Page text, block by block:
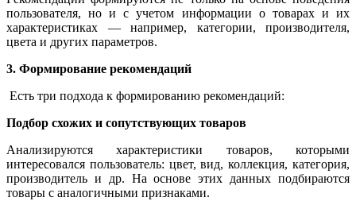
пользователя, но и с учетом информации о товарах и их
характеристиках — например, категории, производителя,
цвета и других параметров.
3. Формирование рекомендаций
Есть три подхода к формированию рекомендаций:
Подбор схожих и сопутствующих товаров
Анализируются характеристики товаров, которыми
интересовался пользователь: цвет, вид, коллекция, категория,
производитель и др. На основе этих данных подбираются
товары с аналогичными признаками.